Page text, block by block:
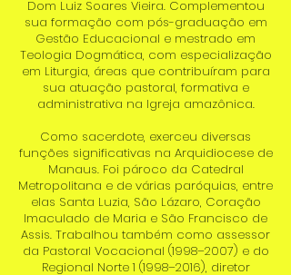
Dom Luiz Soares Vieira. Complementou
sua formação com pós-graduação em
Gestão Educacional e mestrado em
Teologia Dogmática, com especialização
em Liturgia, áreas que contribuíram para
sua atuação pastoral, formativa e
administrativa na Igreja amazônica.
Como sacerdote, exerceu diversas
funções significativas na Arquidiocese de
Manaus. Foi pároco da Catedral
Metropolitana e de várias paróquias, entre
elas Santa Luzia, São Lázaro, Coração
Imaculado de Maria e São Francisco de
Assis. Trabalhou também como assessor
da Pastoral Vocacional (1998–2007) e do
Regional Norte 1 (1998–2016), diretor